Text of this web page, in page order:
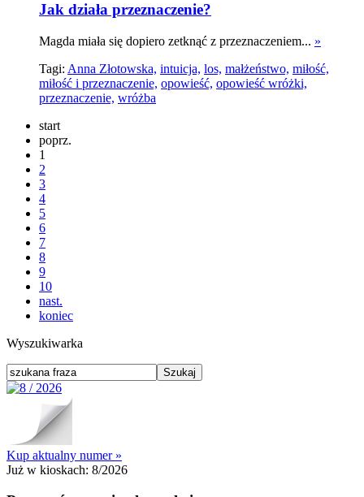
Jak działa przeznaczenie?
Magda miała się dopiero zetknąć z przeznaczeniem... »
Tagi: Anna Złotowska, intuicja, los, małżeństwo, miłość,
miłość i przeznaczenie, opowieść, opowieść wróżki,
przeznaczenie, wróżba
start
poprz.
1
2
3
4
5
6
7
8
9
10
nast.
koniec
Wyszukiwarka
Kup aktualny numer »
Już w kioskach: 8/2026